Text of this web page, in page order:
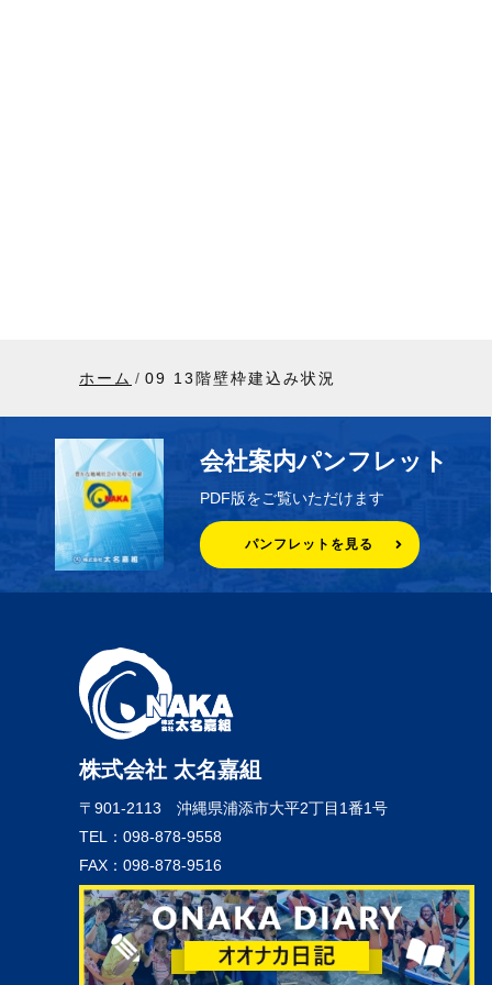
ホーム 09 13階壁枠建込み状況
会社案内パンフレット
PDF版をご覧いただけます
パンフレットを見る
株式会社 太名嘉組
〒901-2113 沖縄県浦添市大平2丁目1番1号
TEL：098-878-9558
FAX：098-878-9516